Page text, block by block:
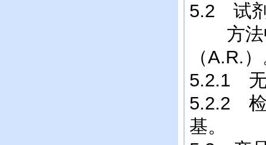
5.2 试
方法中
（A.R.
5.2.1 无
5.2.2 检
基。